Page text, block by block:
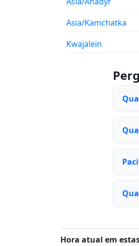
Asia/Kamchatka
Kwajalein
Hora atual em